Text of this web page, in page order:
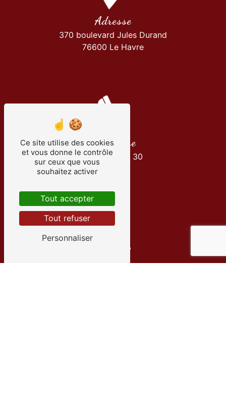
Adresse
370 boulevard Jules Durand
76600 Le Havre
Téléphone
01 34 30 35 30
info@transportsachille.fr
Ce site utilise des cookies
et vous donne le contrôle
sur ceux que vous
souhaitez activer
Tout accepter
Tout refuser
Personnaliser